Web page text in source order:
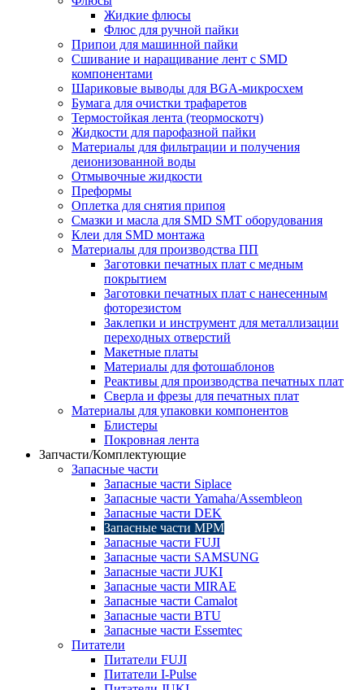
Жидкие флюсы
Флюс для ручной пайки
Припои для машинной пайки
Сшивание и наращивание лент с SMD
компонентами
Шариковые выводы для BGA-микросхем
Бумага для очистки трафаретов
Термостойкая лента (теормоскотч)
Жидкости для парофазной пайки
Материалы для фильтрации и получения
деионизованной воды
Отмывочные жидкости
Преформы
Оплетка для снятия припоя
Смазки и масла для SMD SMT оборудования
Клеи для SMD монтажа
Материалы для производства ПП
Заготовки печатных плат с медным
покрытием
Заготовки печатных плат с нанесенным
фоторезистом
Заклепки и инструмент для металлизации
переходных отверстий
Макетные платы
Материалы для фотошаблонов
Реактивы для производства печатных плат
Сверла и фрезы для печатных плат
Материалы для упаковки компонентов
Блистеры
Покровная лента
Запчасти/Комплектующие
Запасные части
Запасные части Siplace
Запасные части Yamaha/Assembleon
Запасные части DEK
Запасные части MPM
Запасные части FUJI
Запасные части SAMSUNG
Запасные части JUKI
Запасные части MIRAE
Запасные части Camalot
Запасные части BTU
Запасные части Essemtec
Питатели
Питатели FUJI
Питатели I-Pulse